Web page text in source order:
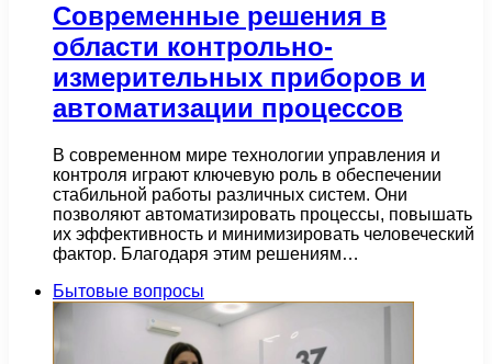
Современные решения в
области контрольно-
измерительных приборов и
автоматизации процессов
В современном мире технологии управления и
контроля играют ключевую роль в обеспечении
стабильной работы различных систем. Они
позволяют автоматизировать процессы, повышать
их эффективность и минимизировать человеческий
фактор. Благодаря этим решениям…
Бытовые вопросы